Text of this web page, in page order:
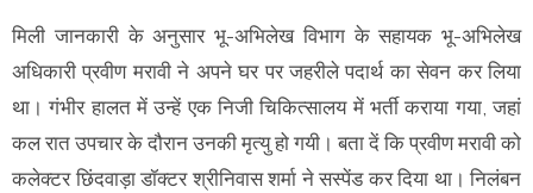
मिली जानकारी के अनुसार भू-अभिलेख विभाग के सहायक भू-अभिलेख
अधिकारी प्रवीण मरावी ने अपने घर पर जहरीले पदार्थ का सेवन कर लिया
था। गंभीर हालत में उन्हें एक निजी चिकित्सालय में भर्ती कराया गया, जहां
कल रात उपचार के दौरान उनकी मृत्यु हो गयी। बता दें कि प्रवीण मरावी को
कलेक्टर छिंदवाड़ा डॉक्टर श्रीनिवास शर्मा ने सस्पेंड कर दिया था। निलंबन